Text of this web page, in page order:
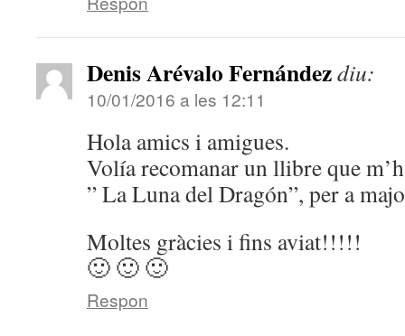
Denis Arévalo Fernándezdiu:
10/01/2016 a les 12:11
Hola amics i amigues.
Volía recomanar un llibre que
” La Luna del Dragón”, per a
Moltes gràcies i fins aviat!!!!!
🙂 🙂 🙂
Respon